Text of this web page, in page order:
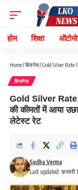
होम शिक्षा
Home/बिजनेस/Gold Silver Rate 14
बिजनेस
Gold Silver Rate
की कीमतों में आया
लेटेस्ट रेट
Last updated: फ़रवरी
Sudha Verma